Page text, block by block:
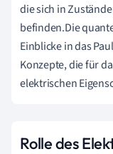
die sich in
befinden.Die
Einblicke in das
Konzepte, die für
elektrischen
Rolle des